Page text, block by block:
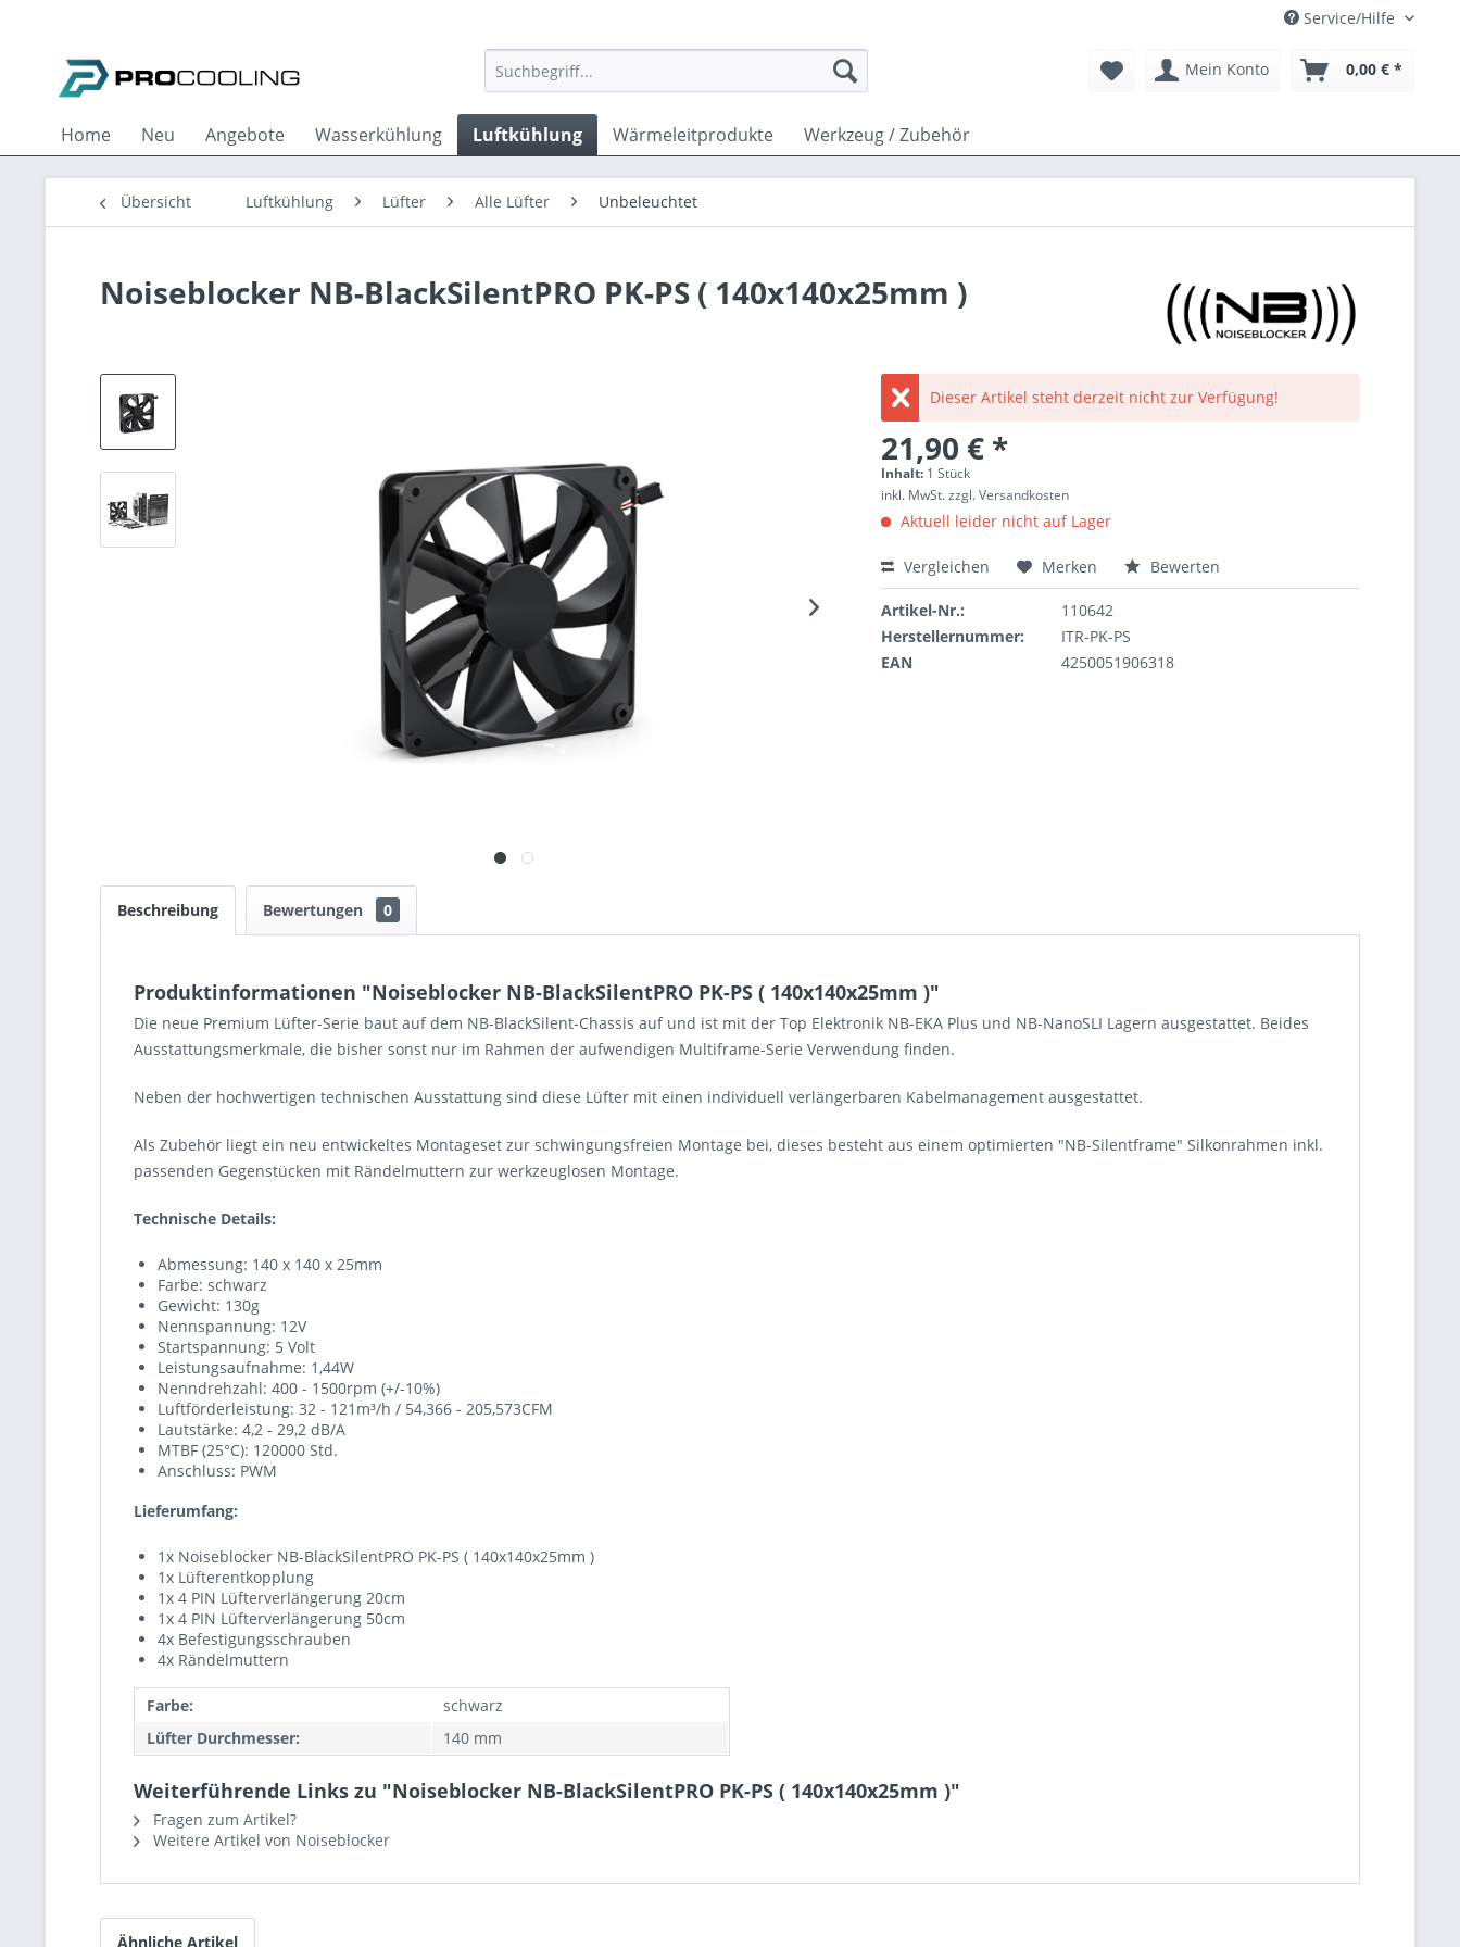
Service/Hilfe
Mein Konto 0,00 € *
Home Neu Angebote Wasserkühlung Luftkühlung Wärmeleitprodukte Werkzeug / Zubehör
Übersicht Luftkühlung Lüfter Alle Lüfter Unbeleuchtet
Noiseblocker NB-BlackSilentPRO PK-PS ( 140x140x25mm )
Dieser Artikel steht derzeit nicht zur Verfügung!
21,90 € *
Inhalt: 1 Stück
inkl. MwSt.zzgl. Versandkosten
Aktuell leider nicht auf Lager
Vergleichen Merken Bewerten
Artikel-Nr.:
110642
Herstellernummer:
ITR-PK-PS
EAN
4250051906318
Beschreibung Bewertungen 0
Produktinformationen "Noiseblocker NB-BlackSilentPRO PK-PS ( 140x140x25mm )"
Die neue Premium Lüfter-Serie baut auf dem NB-BlackSilent-Chassis auf und ist mit der Top Elektronik NB-EKA Plus und NB-NanoSLI Lagern ausgestattet. Beides
Ausstattungsmerkmale, die bisher sonst nur im Rahmen der aufwendigen Multiframe-Serie Verwendung finden.
Neben der hochwertigen technischen Ausstattung sind diese Lüfter mit einen individuell verlängerbaren Kabelmanagement ausgestattet.
Als Zubehör liegt ein neu entwickeltes Montageset zur schwingungsfreien Montage bei, dieses besteht aus einem optimierten "NB-Silentframe" Silkonrahmen inkl.
passenden Gegenstücken mit Rändelmuttern zur werkzeuglosen Montage.
Technische Details:
Abmessung: 140 x 140 x 25mm
Farbe: schwarz
Gewicht: 130g
Nennspannung: 12V
Startspannung: 5 Volt
Leistungsaufnahme: 1,44W
Nenndrehzahl: 400 - 1500rpm (+/-10%)
Luftförderleistung: 32 - 121m³/h / 54,366 - 205,573CFM
Lautstärke: 4,2 - 29,2 dB/A
MTBF (25°C): 120000 Std.
Anschluss: PWM
Lieferumfang:
1x Noiseblocker NB-BlackSilentPRO PK-PS ( 140x140x25mm )
1x Lüfterentkopplung
1x 4 PIN Lüfterverlängerung 20cm
1x 4 PIN Lüfterverlängerung 50cm
4x Befestigungsschrauben
4x Rändelmuttern
Farbe:
schwarz
Lüfter Durchmesser:
140 mm
Weiterführende Links zu "Noiseblocker NB-BlackSilentPRO PK-PS ( 140x140x25mm )"
Fragen zum Artikel?
Weitere Artikel von Noiseblocker
Ähnliche Artikel